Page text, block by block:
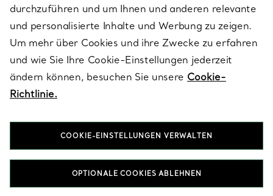
RECHTLICHE HINWEISE
FOLGEN SIE UNS
T&Co. 2026
durchzuführen und um Ihnen und anderen relevante
und personalisierte Inhalte und Werbung zu zeigen.
Um mehr über Cookies und ihre Zwecke zu erfahren
und wie Sie Ihre Cookie-Einstellungen jederzeit
ändern können, besuchen Sie unsere Cookie-
Richtlinie.
COOKIE-EINSTELLUNGEN VERWALTEN
OPTIONALE COOKIES ABLEHNEN